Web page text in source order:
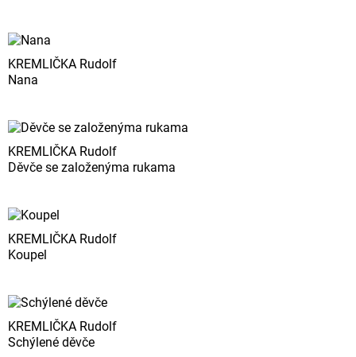
KREMLIČKA Rudolf
Nana
KREMLIČKA Rudolf
Děvče se založenýma rukama
KREMLIČKA Rudolf
Koupel
KREMLIČKA Rudolf
Schýlené děvče